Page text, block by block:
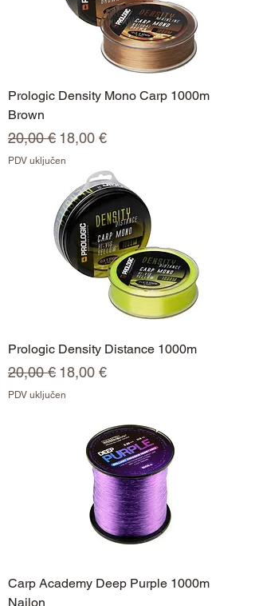
Prologic Density Mono Carp 1000m
Brown
Redovna cijena
20,00 € Cijena s popustom
18,00 €
PDV uključen
Prologic Density Distance 1000m
Redovna cijena
20,00 € Cijena s popustom
18,00 €
PDV uključen
Carp Academy Deep Purple 1000m
Najlon